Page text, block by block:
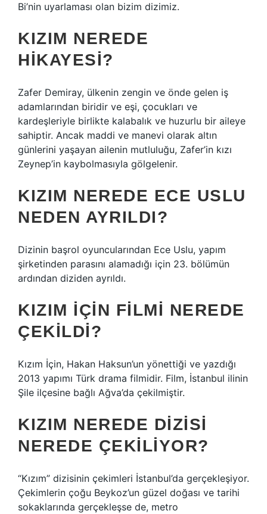
Bi’nin uyarlaması olan bizim dizimiz.
KIZIM NEREDE
HIKAYESI?
Zafer Demiray, ülkenin zengin ve önde gelen iş
adamlarından biridir ve eşi, çocukları ve
kardeşleriyle birlikte kalabalık ve huzurlu bir aileye
sahiptir. Ancak maddi ve manevi olarak altın
günlerini yaşayan ailenin mutluluğu, Zafer’in kızı
Zeynep’in kaybolmasıyla gölgelenir.
KIZIM NEREDE ECE USLU
NEDEN AYRILDI?
Dizinin başrol oyuncularından Ece Uslu, yapım
şirketinden parasını alamadığı için 23. bölümün
ardından diziden ayrıldı.
KIZIM İÇIN FILMI NEREDE
ÇEKILDI?
Kızım İçin, Hakan Haksun’un yönettiği ve yazdığı
2013 yapımı Türk drama filmidir. Film, İstanbul ilinin
Şile ilçesine bağlı Ağva’da çekilmiştir.
KIZIM NEREDE DIZISI
NEREDE ÇEKILIYOR?
“Kızım” dizisinin çekimleri İstanbul’da gerçekleşiyor.
Çekimlerin çoğu Beykoz’un güzel doğası ve tarihi
sokaklarında gerçekleşse de, metro